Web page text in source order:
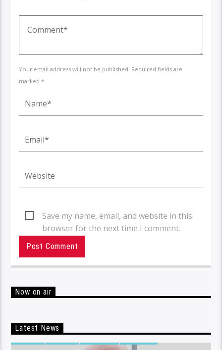
Your email address will not be published. Required fields are
marked *
Save my name, email, and website in this
browser for the next time I comment.
Now on air
Latest News